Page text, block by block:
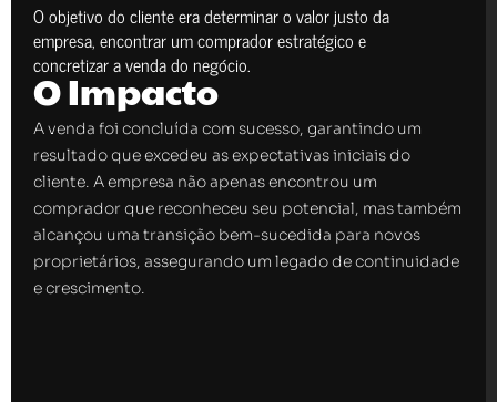
O objetivo do cliente era determinar o valor justo da
empresa, encontrar um comprador estratégico e
concretizar a venda do negócio.
O Impacto
A venda foi concluída com sucesso, garantindo um
resultado que excedeu as expectativas iniciais do
cliente. A empresa não apenas encontrou um
comprador que reconheceu seu potencial, mas também
alcançou uma transição bem-sucedida para novos
proprietários, assegurando um legado de continuidade
e crescimento.